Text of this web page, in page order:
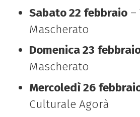
Sabato 22 febbraio–
Mascherato
Domenica 23
Mascherato
Mercoledì 26
Culturale Agorà